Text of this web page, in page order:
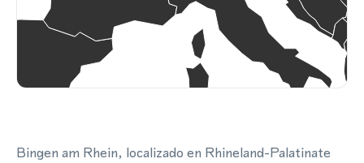
Bingen am Rhein, localizado en Rhineland-Palatinate